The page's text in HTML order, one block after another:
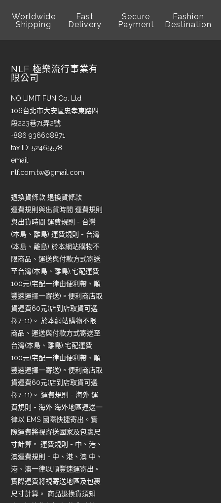
Worldwide
Shipping
Fast
Delivery
Secure
Payment
Fashion
Destination
NLF 極樂流行事業有
限公司
NO LIMIT FUN Co. Ltd
106台北市大安區忠孝東路四
段223巷71弄2號
+886 936608871
tax ID: 52465578
email:
nlf.com.tw@gmail.com
退換貨條款 退換貨條款
運費規則與出貨時間 運費規則
與出貨時間 運費規則 - 台灣
(本島、離島) 運費規則 - 台灣
(本島、離島) 於本網站購物不
限商品、運送與付款方式寄送
至台灣(本島、離島):宅配運費
100元(宅配一律由便利帶、順
豐速運擇一寄送)。便利商店取
貨運費60元(店到店取貨可選
擇7-11)。 於本網站購物不限
商品、運送與付款方式寄送至
台灣(本島、離島):宅配運費
100元(宅配一律由便利帶、順
豐速運擇一寄送)。便利商店取
貨運費60元(店到店取貨可選
擇7-11)。 運費規則 - 海外 運
費規則 - 海外 海外地區運送一
律以 EMS 國際快捷寄出。實
際運費將視寄送國家及包裹尺
寸計算。 運費規則 - 中、港、
澳運費規則 - 中、港、澳 中、
港、澳一律以順豐速運寄出。
實際運費將視寄送地區及包裹
尺寸計算。 商品退換貨須知